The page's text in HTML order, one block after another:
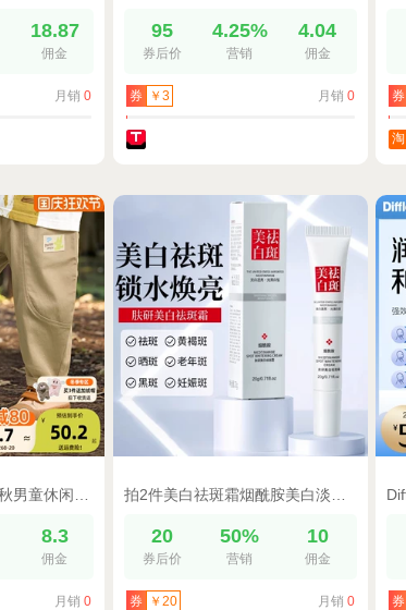
18.87
佣金
月销 0
95
券后价
4.25%
营销
4.04
佣金
券 ￥3 月销 0 券
淘
8.3
佣金
月销 0
20
券后价
50%
营销
10
佣金
券 ￥20 月销 0 券